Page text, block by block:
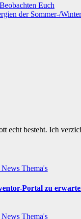
Euch
der Sommer-/
echt besteht. Ich
News Thema's
Portal zu
News Thema's